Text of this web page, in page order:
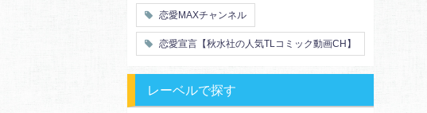
恋愛MAXチャンネル
恋愛宣言【秋水社の人気TLコミック動画CH】
レーベルで探す